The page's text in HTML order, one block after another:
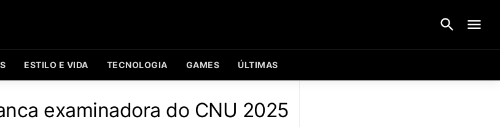
ESTILO E VIDA TECNOLOGIA GAMES ÚLTIMAS
examinadora do CNU 2025